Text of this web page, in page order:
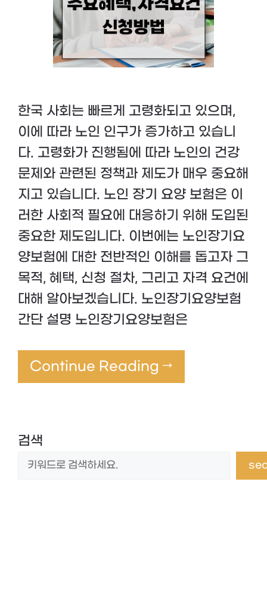
한국 사회는 빠르게 고령화되고 있으며,
이에 따라 노인 인구가 증가하고 있습니
다. 고령화가 진행됨에 따라 노인의 건강
문제와 관련된 정책과 제도가 매우 중요해
지고 있습니다. 노인 장기 요양 보험은 이
러한 사회적 필요에 대응하기 위해 도입된
중요한 제도입니다. 이번에는 노인장기요
양보험에 대한 전반적인 이해를 돕고자 그
목적, 혜택, 신청 절차, 그리고 자격 요건에
대해 알아보겠습니다. 노인장기요양보험
간단 설명 노인장기요양보험은
Continue Reading →
검색